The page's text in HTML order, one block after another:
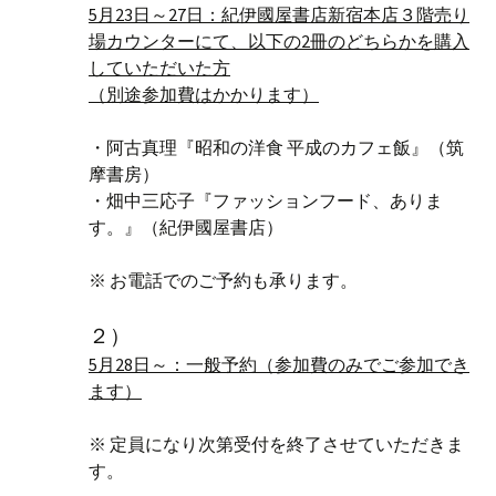
5月23日～27日：紀伊國屋書店新宿本店３階売り
場カウンターにて、以下の2冊のどちらかを購入
していただいた方
（別途参加費はかかります）
・阿古真理『昭和の洋食 平成のカフェ飯』（筑
摩書房）
・畑中三応子『ファッションフード、ありま
す。』（紀伊國屋書店）
※ お電話でのご予約も承ります。
２）
5月28日～：一般予約（参加費のみでご参加でき
ます）
※ 定員になり次第受付を終了させていただきま
す。